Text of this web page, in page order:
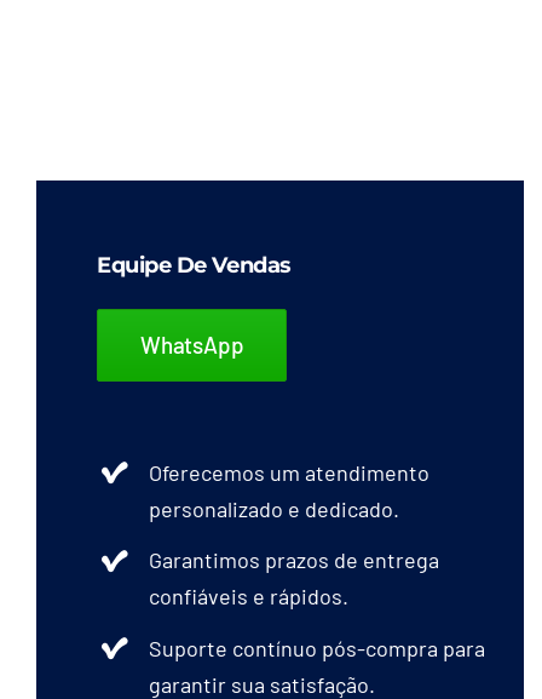
Equipe De Vendas
WhatsApp
Oferecemos um atendimento
personalizado e dedicado.
Garantimos prazos de entrega
confiáveis e rápidos.
Suporte contínuo pós-compra para
garantir sua satisfação.